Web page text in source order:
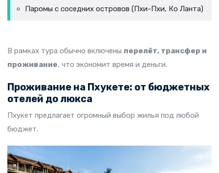
Паромы с соседних островов (Пхи-Пхи, Ко Ланта)
В рамках тура обычно включены перелёт, трансфер и
проживание, что экономит время и деньги.
Проживание на Пхукете: от бюджетных
отелей до люкса
Пхукет предлагает огромный выбор жилья под любой
бюджет.